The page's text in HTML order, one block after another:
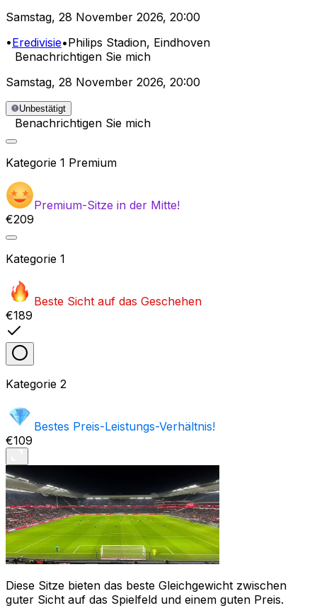
Samstag, 28 November 2026, 20:00
•Eredivisie•Philips Stadion, Eindhoven
Benachrichtigen Sie mich
Samstag, 28 November 2026, 20:00
Unbestätigt
Benachrichtigen Sie mich
Kategorie 1 Premium
Premium-Sitze in der Mitte!
€209
Kategorie 1
Beste Sicht auf das Geschehen
€189
Kategorie 2
Bestes Preis-Leistungs-Verhältnis!
€109
Diese Sitze bieten das beste Gleichgewicht zwischen
guter Sicht auf das Spielfeld und einem guten Preis.